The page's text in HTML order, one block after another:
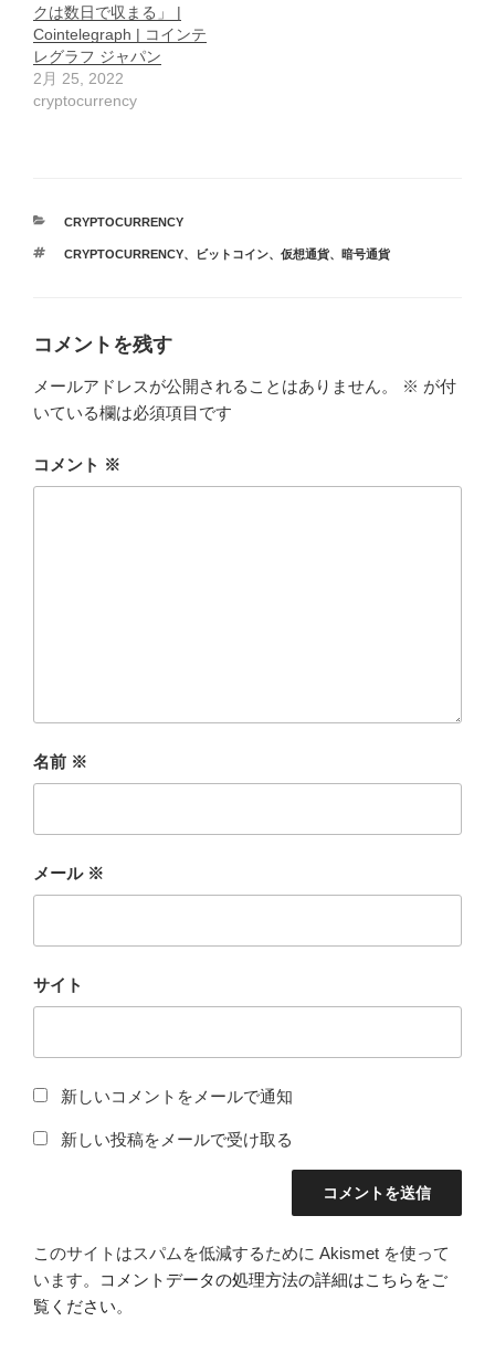
クは数日で収まる」 |
Cointelegraph | コインテ
レグラフ ジャパン
2月 25, 2022
cryptocurrency
カ
ゴ
CRYPTOCURRENCY
タ
CRYPTOCURRENCY、 ビットコイン、 仮想通貨、 暗号通貨
コメントを残す
メールアドレスが公開されることはありません。 ※ が付
いている欄は必須項目です
コメント ※
名前 ※
メール ※
サイト
新しいコメントをメールで通知
新しい投稿をメールで受け取る
このサイトはスパムを低減するために Akismet を使って
います。
コメントデータの処理方法の詳細はこちらをご
覧ください。